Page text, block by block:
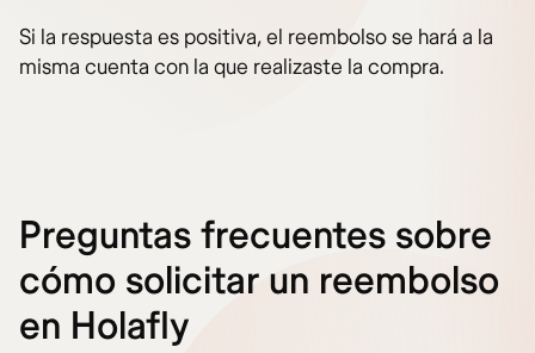
Si la respuesta es positiva, el reembolso se hará a la
misma cuenta con la que realizaste la compra.
Preguntas frecuentes sobre
cómo solicitar un reembolso
en Holafly